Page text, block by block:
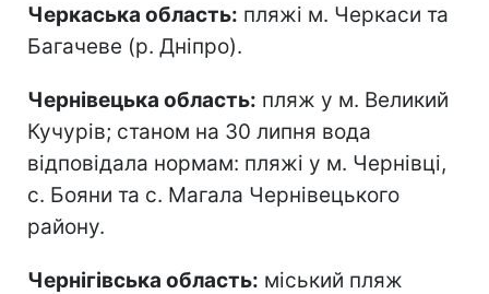
Черкаська область: пляжі м. Черкаси та
Багачеве (р. Дніпро).
Чернівецька область: пляж у м. Великий
Кучурів; станом на 30 липня вода
відповідала нормам: пляжі у м. Чернівці,
с. Бояни та с. Магала Чернівецького
району.
Чернігівська область: міський пляж